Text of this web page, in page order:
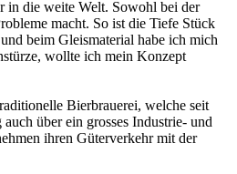
in die weite Welt. Sowohl bei der
macht. So ist die Tiefe Stück
beim Gleismaterial habe ich mich
wollte ich mein Konzept
Bierbrauerei, welche seit
über ein grosses Industrie- und
ihren Güterverkehr mit der